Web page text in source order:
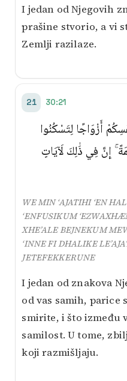
I jedan od Njegovih
prašine stvorio, a vi
Zemlji razilaze.
21 30:21
أَزْوَاجًا لِتَسْكُنُوا
إِنَّ فِي ذَٰلِكَ لَآيَاتٍ
WE MIN ‘AJATIHI ‘EN
‘ENFUSIKUM
XHE’ALE BEJNEKUM
‘INNE FI DHALIKE
JETEFEKKERUNE
I jedan od znakova
od vas samih, parice
smirite, i što između
samilost. U tome,
koji razmišljaju.